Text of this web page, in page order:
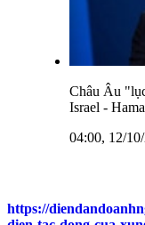
Châu Âu
Israel -
04:00, 12/
https://